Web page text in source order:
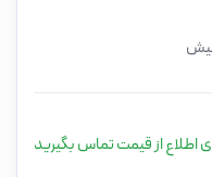
اطلاع از قیمت تماس بگیرید